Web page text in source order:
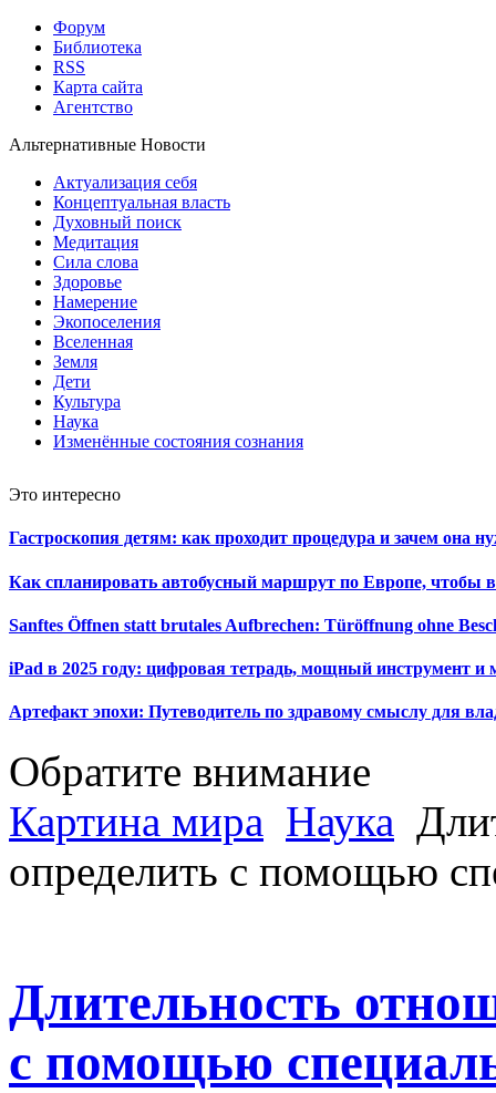
Форум
Библиотека
RSS
Карта сайта
Агентство
Альтернативные Новости
Актуализация себя
Концептуальная власть
Духовный поиск
Медитация
Сила слова
Здоровье
Намерение
Экопоселения
Вселенная
Земля
Дети
Культура
Наука
Изменённые состояния сознания
Это интересно
Гастроскопия детям: как проходит процедура и зачем она
Как спланировать автобусный маршрут по Европе, чтобы
Sanftes Öffnen statt brutales Aufbrechen: Türöffnung ohne
iPad в 2025 году: цифровая тетрадь, мощный инструмент и
Артефакт эпохи: Путеводитель по здравому смыслу для
Обратите внимание
Картина мира Наука
определить с помощью
Длительность
с помощью